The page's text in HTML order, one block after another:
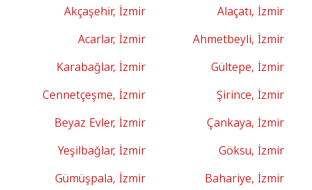
Alaçatı, İzmir
Akçaşehir, İzmir
Ahmetbeyli, İzmir
Acarlar, İzmir
Gültepe, İzmir
Karabağlar, İzmir
Şirince, İzmir
Cennetçeşme, İzmir
Çankaya, İzmir
Beyaz Evler, İzmir
Göksu, İzmir
Yeşilbağlar, İzmir
Bahariye, İzmir
Gümüşpala, İzmir